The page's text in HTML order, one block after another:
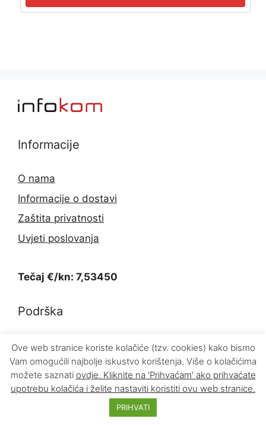
Informacije
O nama
Informacije o dostavi
Zaštita privatnosti
Uvjeti poslovanja
Tečaj €/kn: 7,53450
Podrška
Kontakt
Povrat proizvoda
© 2026 INFOKOM d.o.o.
Ove web stranice koriste kolačiće (tzv. cookies) kako bismo
Vam omogućili najbolje iskustvo korištenja. Više o kolačićima
možete saznati ovdje. Kliknite na 'Prihvaćam' ako prihvaćate
upotrebu kolačića i želite nastaviti koristiti ovu web stranice.
PRIHVATI